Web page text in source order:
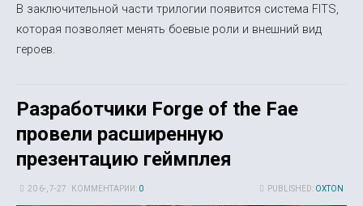
В заключительной части трилогии появится система FITS,
которая позволяет менять боевые роли и внешний вид
героев.
Разработчики Forge of the Fae
провели расширенную
презентацию геймплея
PUBLISHED: OXTON
20 6-, 7-27 КОММЕНТАРИИ: 0